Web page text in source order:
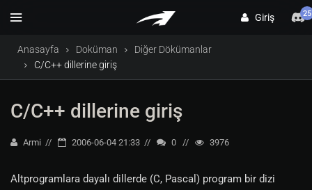
Giriş 25
Anasayfa Doküman
Diğer Dökümanlar
C/C++ dillerine giriş
C/C++ dillerine giriş
Armi 2006-06-04 21:33 0 3976
Altprogramlara dayalı dillerde (C, Pascal) program bir dizi